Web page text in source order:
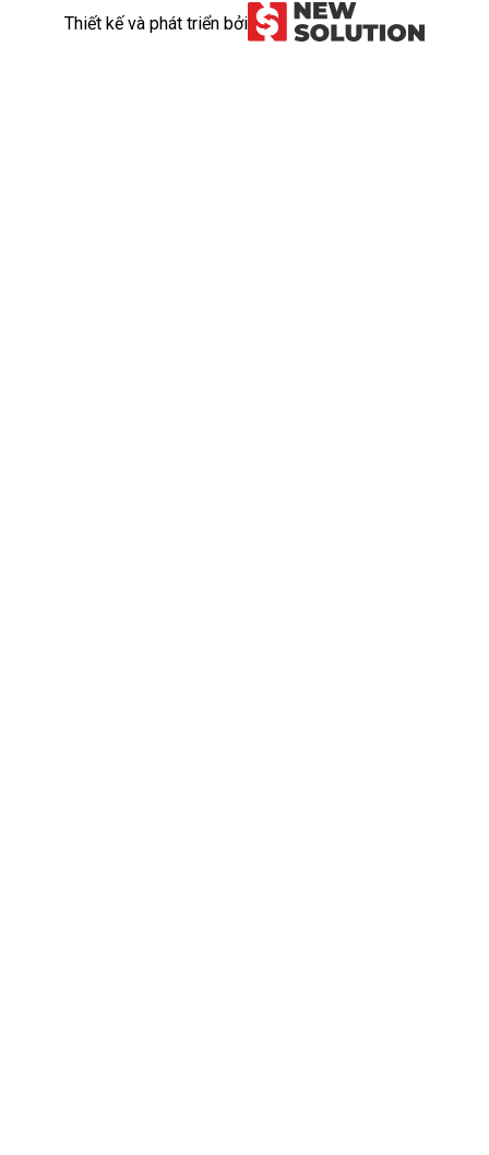
Thiết kế và phát triển bởi